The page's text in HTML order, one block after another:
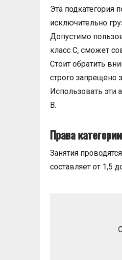
Эта подкатегория
исключительно
Допустимо
класс С, сможет
Стоит обратить
строго запрещено
Использовать эти
В.
Права
Занятия
составляет от 1,5